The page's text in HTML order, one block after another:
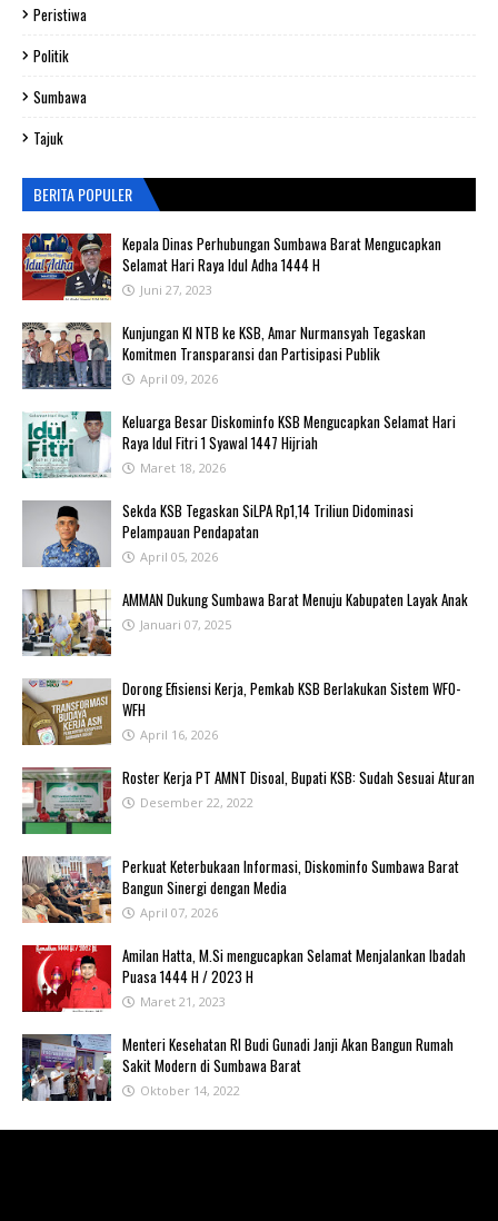
Peristiwa
Politik
Sumbawa
Tajuk
BERITA POPULER
Kepala Dinas Perhubungan Sumbawa Barat Mengucapkan
Selamat Hari Raya Idul Adha 1444 H
Juni 27, 2023
Kunjungan KI NTB ke KSB, Amar Nurmansyah Tegaskan
Komitmen Transparansi dan Partisipasi Publik
April 09, 2026
Keluarga Besar Diskominfo KSB Mengucapkan Selamat Hari
Raya Idul Fitri 1 Syawal 1447 Hijriah
Maret 18, 2026
Sekda KSB Tegaskan SiLPA Rp1,14 Triliun Didominasi
Pelampauan Pendapatan
April 05, 2026
AMMAN Dukung Sumbawa Barat Menuju Kabupaten Layak Anak
Januari 07, 2025
‎Dorong Efisiensi Kerja, Pemkab KSB Berlakukan Sistem WFO-
WFH ‎
April 16, 2026
Roster Kerja PT AMNT Disoal, Bupati KSB: Sudah Sesuai Aturan
Desember 22, 2022
Perkuat Keterbukaan Informasi, Diskominfo Sumbawa Barat
Bangun Sinergi dengan Media
April 07, 2026
Amilan Hatta, M.Si mengucapkan Selamat Menjalankan Ibadah
Puasa 1444 H / 2023 H
Maret 21, 2023
Menteri Kesehatan RI Budi Gunadi Janji Akan Bangun Rumah
Sakit Modern di Sumbawa Barat
Oktober 14, 2022